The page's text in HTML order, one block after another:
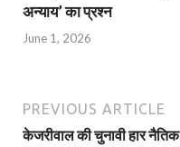
अन्याय’ का प्रश्न
June 1, 2026
PREVIOUS ARTICLE
केजरीवाल की चुनावी हार नैतिक